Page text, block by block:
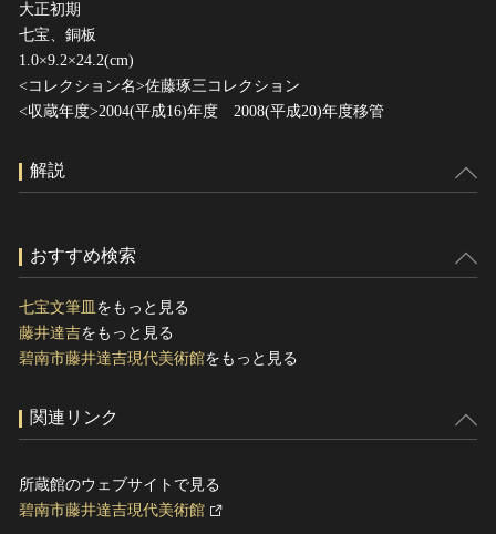
国指定文化財等データベース
大正初期
七宝、銅板
1.0×9.2×24.2(cm)
<コレクション名>佐藤琢三コレクション
<収蔵年度>2004(平成16)年度 2008(平成20)年度移管
解説
おすすめ検索
七宝文筆皿 をもっと見る
藤井達吉をもっと見る
碧南市藤井達吉現代美術館をもっと見る
関連リンク
所蔵館のウェブサイトで見る
碧南市藤井達吉現代美術館